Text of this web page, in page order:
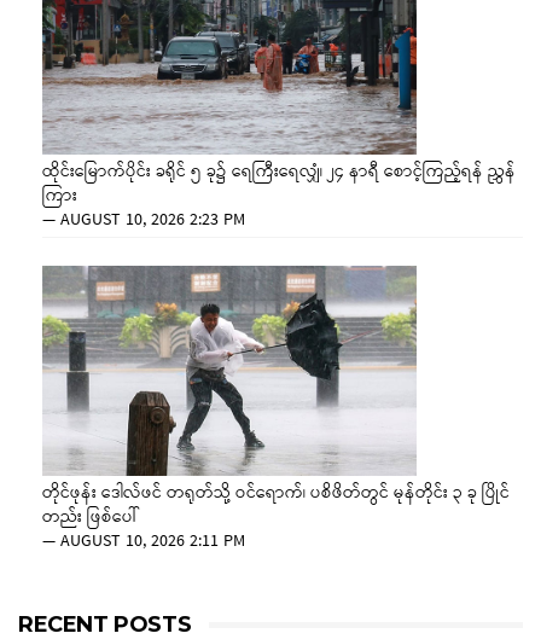
ထိုင်းမြောက်ပိုင်း ခရိုင် ၅ ခု၌ ရေကြီးရေလျှံ၊ ၂၄ နာရီ စောင့်ကြည့်ရန် ညွှန်
ကြား
—AUGUST 10, 2026 2:23 PM
တိုင်ဖုန်း ဒေါလ်ဖင် တရုတ်သို့ ဝင်ရောက်၊ ပစိဖိတ်တွင် မုန်တိုင်း ၃ ခု ပြိုင်
တည်း ဖြစ်ပေါ်
—AUGUST 10, 2026 2:11 PM
RECENT POSTS